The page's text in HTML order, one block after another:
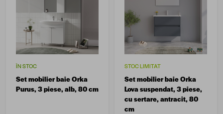
ÎN STOC
Set mobilier baie Orka
Purus, 3 piese, alb, 80 cm
STOC LIMITAT
Set mobilier baie Orka
Lova suspendat, 3 piese,
cu sertare, antracit, 80
cm